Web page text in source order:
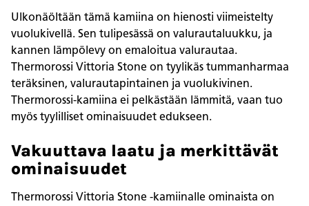
Ulkonäöltään tämä kamiina on hienosti viimeistelty
vuolukivellä. Sen tulipesässä on valurautaluukku, ja
kannen lämpölevy on emaloitua valurautaa.
Thermorossi Vittoria Stone on tyylikäs tummanharmaa
teräksinen, valurautapintainen ja vuolukivinen.
Thermorossi-kamiina ei pelkästään lämmitä, vaan tuo
myös tyylilliset ominaisuudet edukseen.
Vakuuttava laatu ja merkittävät
ominaisuudet
Thermorossi Vittoria Stone -kamiinalle ominaista on